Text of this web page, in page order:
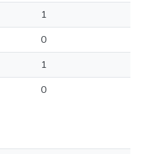
1
0
1
0